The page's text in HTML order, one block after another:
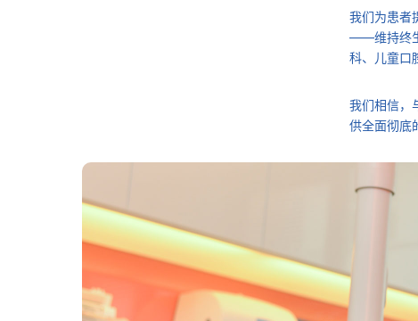
我们为患者
——维持终
科、儿童口
我们相信，
供全面彻底